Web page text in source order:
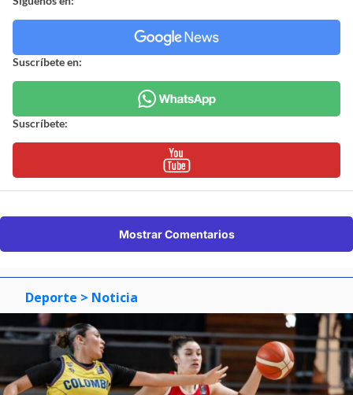
Suscríbete en:
Suscríbete:
Mostrar Comentarios
Deporte > Noticia